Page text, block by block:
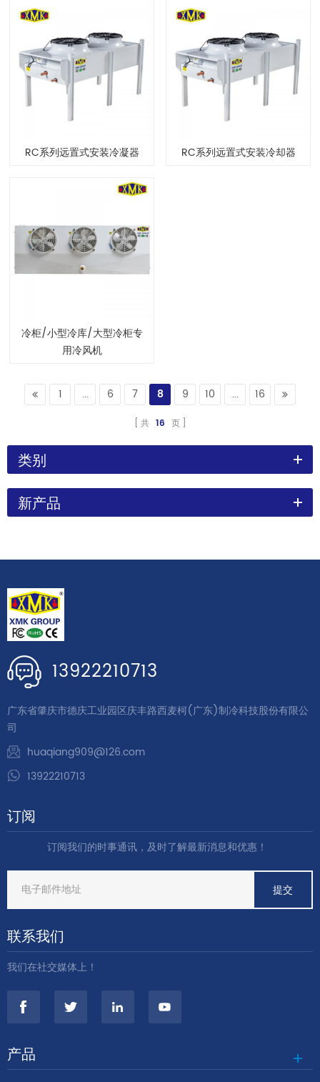
RC系列远置式安装冷凝器 RC系列远置式安装冷却器
冷柜/小型冷库/大型冷柜专
用冷风机
1 ... 6 7 8 9 10 ... 16
共 16 页
类别
新产品
13922210713
广东省肇庆市德庆工业园区庆丰路西麦柯(广东)制冷科技股份有限公
司
huaqiang909@126.com
13922210713
订阅
订阅我们的时事通讯，及时了解最新消息和优惠！
联系我们
我们在社交媒体上！
产品